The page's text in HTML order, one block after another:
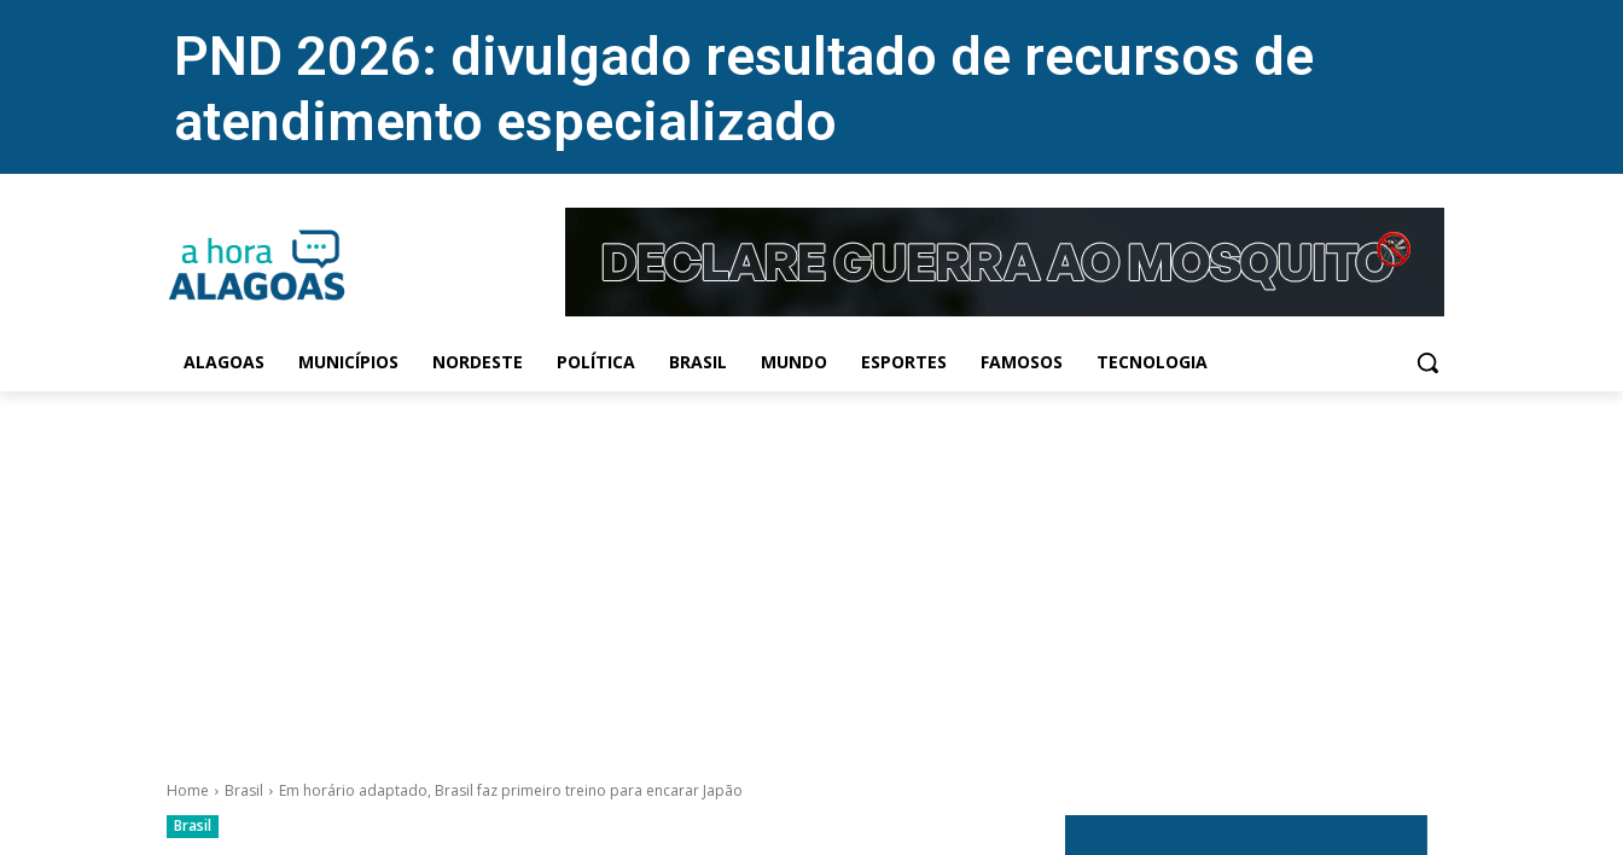
PND 2026: divulgado resultado de recursos de
atendimento especializado
ALAGOAS MUNICÍPIOS NORDESTE POLÍTICA BRASIL MUNDO ESPORTES FAMOSOS TECNOLOGIA
Home Brasil
Em horário adaptado, Brasil faz primeiro treino para encarar Japão
Brasil